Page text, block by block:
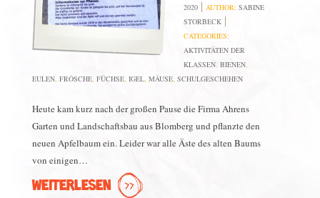
2020
AUTHOR: SABINE
STORBECK
CATEGORIES:
AKTIVITÄTEN DER
KLASSEN, BIENEN,
EULEN, FRÖSCHE, FÜCHSE, IGEL, MÄUSE, SCHULGESCHEHEN
Heute kam kurz nach der großen Pause die Firma Ahrens
Garten und Landschaftsbau aus Blomberg und pflanzte den
neuen Apfelbaum ein. Leider war alle Äste des alten Baums
von einigen…
WEITERLESEN